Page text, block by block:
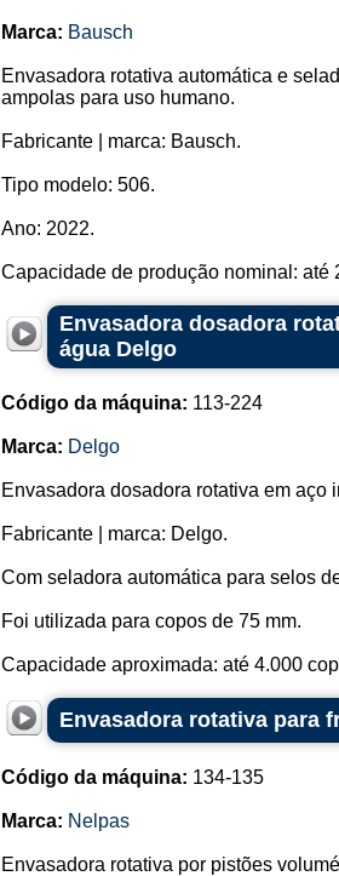
Marca: Bausch
Envasadora rotativa automática e
ampolas para uso humano.
Fabricante | marca: Bausch.
Tipo modelo: 506.
Ano: 2022.
Capacidade de produção nominal: até
Envasadora dosadora
água Delgo
Código da máquina: 113-224
Marca: Delgo
Envasadora dosadora rotativa em
Fabricante | marca: Delgo.
Com seladora automática para selos
Foi utilizada para copos de 75 mm.
Capacidade aproximada: até 4.000
Envasadora rotativa para
Código da máquina: 134-135
Marca: Nelpas
Envasadora rotativa por pistões